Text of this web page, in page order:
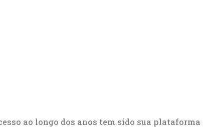
ao longo dos anos tem sido sua plataforma